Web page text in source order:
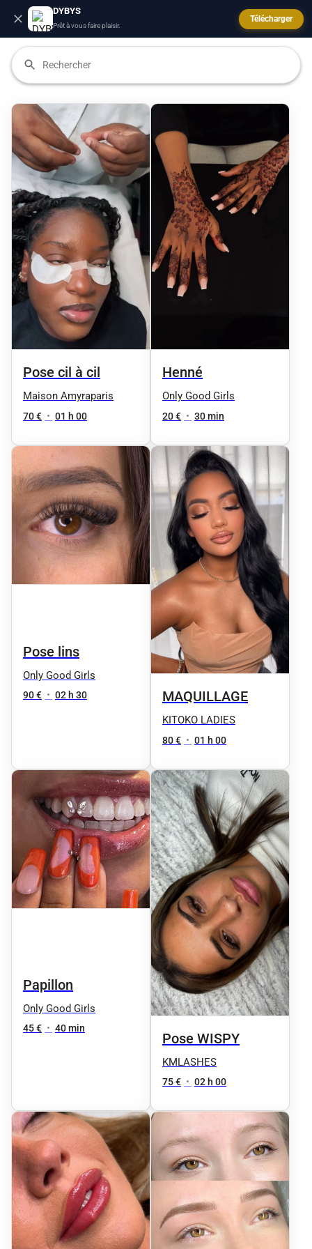
DYBYS
Prêt à vous faire plaisir.
Télécharger
Pose cil à cil
Maison Amyraparis
70 € • 01 h 00
Henné
Only Good Girls
20 € • 30 min
Pose lins
Only Good Girls
90 € • 02 h 30 MAQUILLAGE
KITOKO LADIES
80 € • 01 h 00
Papillon
Only Good Girls
45 € • 40 min
Pose WISPY
KMLASHES
75 € • 02 h 00